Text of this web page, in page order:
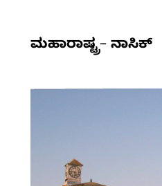
ಮಹಾರಾಷ್ಟ್ರ– ನಾಸಿಕ್